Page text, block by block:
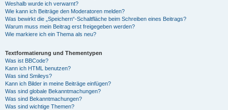
Weshalb wurde ich verwarnt?
Wie kann ich Beiträge den Moderatoren melden?
Was bewirkt die „Speichern“-Schaltfläche beim Schreiben eines Beitrags?
Warum muss mein Beitrag erst freigegeben werden?
Wie markiere ich ein Thema als neu?
Textformatierung und Thementypen
Was ist BBCode?
Kann ich HTML benutzen?
Was sind Smileys?
Kann ich Bilder in meine Beiträge einfügen?
Was sind globale Bekanntmachungen?
Was sind Bekanntmachungen?
Was sind wichtige Themen?